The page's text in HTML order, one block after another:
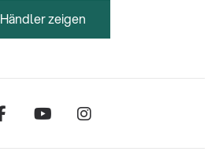
Händler zeigen